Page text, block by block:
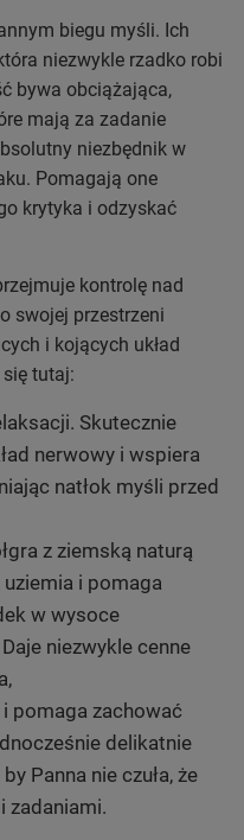
biegu myśli. Ich
niezwykle rzadko robi
bywa obciążająca,
mają za zadanie
niezbędnik w
Pomagają one
krytyka i odzyskać
kontrolę nad
swojej przestrzeni
i kojących układ
tutaj:
Skutecznie
nerwowy i wspiera
natłok myśli przed
z ziemską naturą
i pomaga
w wysoce
niezwykle cenne
pomaga zachować
delikatnie
Panna nie czuła, że
zadaniami.